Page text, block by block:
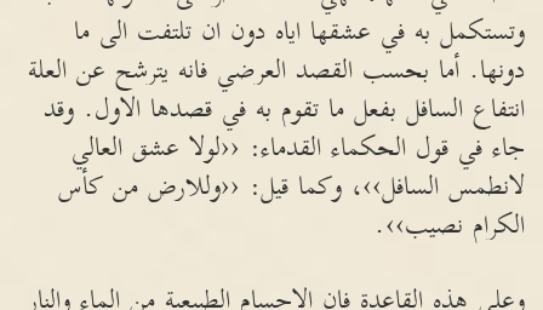
وتستكمل به في عشقها اياه دون ان تلتفت الى ما
دونها. أما بحسب القصد العرضي فانه يترشح عن العلة
انتفاع السافل بفعل ما تقوم به في قصدها الاول. وقد
جاء في قول الحكماء القدماء: ‹‹لولا عشق العالي
لانطمس السافل››، وكما قيل: ‹‹وللارض من كأس
الكرام نصيب››.
وعلى هذه القاعدة فان الاجسام الطبيعية من الماء والنار